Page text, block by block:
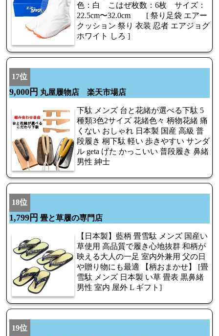
色：白 こはぜ枚数：6枚 サイズ：
22.5cm〜32.0cm [ 祭り足袋 エアー
クッション 祭り 衣装 忍者 エアジョグ
ホワイト しろ ]
17位
9,000円 丸屋履物店 楽天市場店
下駄 メンズ 台と花緒が選べる下駄 5
種類3色2サイズ 花緒色々 柄物花緒 痛
くない おしゃれ 日本製 国産 高級 普
段履き 桐下駄 軽い 歩きやすい サンダ
ル geta げた かっこいい 普段履き 鼻緒
男性 紳士
18位
1,799円 畳と草履の専門店
【日本製】藍柄 畳雪駄 メンズ 国産い
草使用 高品質で履き心地抜群 和柄が
映える大人の一足 室内外兼用 父の日
や贈り物にも最適 【柄おまかせ】 [畳
雪駄 メンズ 日本製 い草 畳表 黒鼻緒
男性 室内 屋外 L ギフト]
19位